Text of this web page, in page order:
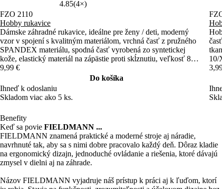
vzor v spojení s kvalitným materiálom, vrchná časť z pružného
SPANDEX materiálu, spodná časť vyrobená zo syntetickej
kože, elastický materiál na zápästie proti skĺznutiu, veľkosť 8"
(S)
9,99 €
Do košíka
Ihneď k odoslaniu
Skladom viac ako 5 ks.
10/
Keď sa povieFIELDMANN ...
FIELDMANN znamená praktické a moderné stroje aj náradie,
na ergonomický dizajn, jednoduché ovládanie a riešenia, ktoré dávajú
zmysel v dielni aj na záhrade.
Názov FIELDMANN vyjadruje náš prístup k práci aj k ľuďom, ktorí
ju robia. Stavia na funkčnosti, zrozumiteľnosti a účelovom dizajne bez
zbytočných zložitostí. Či už ide o vybavenie do dielne alebo na
partnerom na každý deň.